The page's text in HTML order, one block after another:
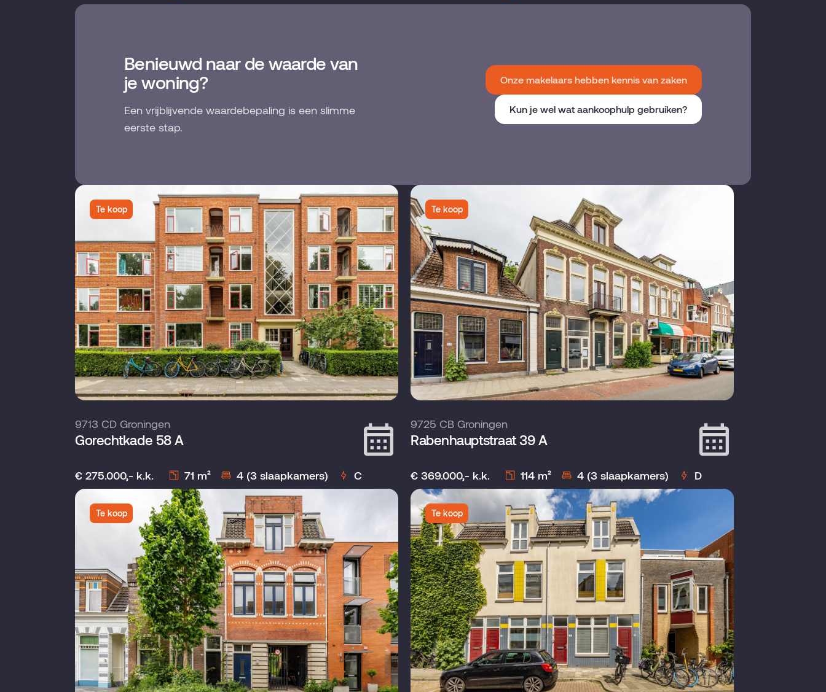
Benieuwd naar de waarde van
je woning?
Een vrijblijvende waardebepaling is een slimme
eerste stap.
Onze makelaars hebben kennis van zaken
Kun je wel wat aankoophulp gebruiken?
Te koop
9713 CD Groningen
Gorechtkade 58 A
€ 275.000,- k.k. 71 m² 4 (3 slaapkamers) C
Te koop
9725 CB Groningen
Rabenhauptstraat 39 A
€ 369.000,- k.k. 114 m² 4 (3 slaapkamers) D
Te koop Te koop